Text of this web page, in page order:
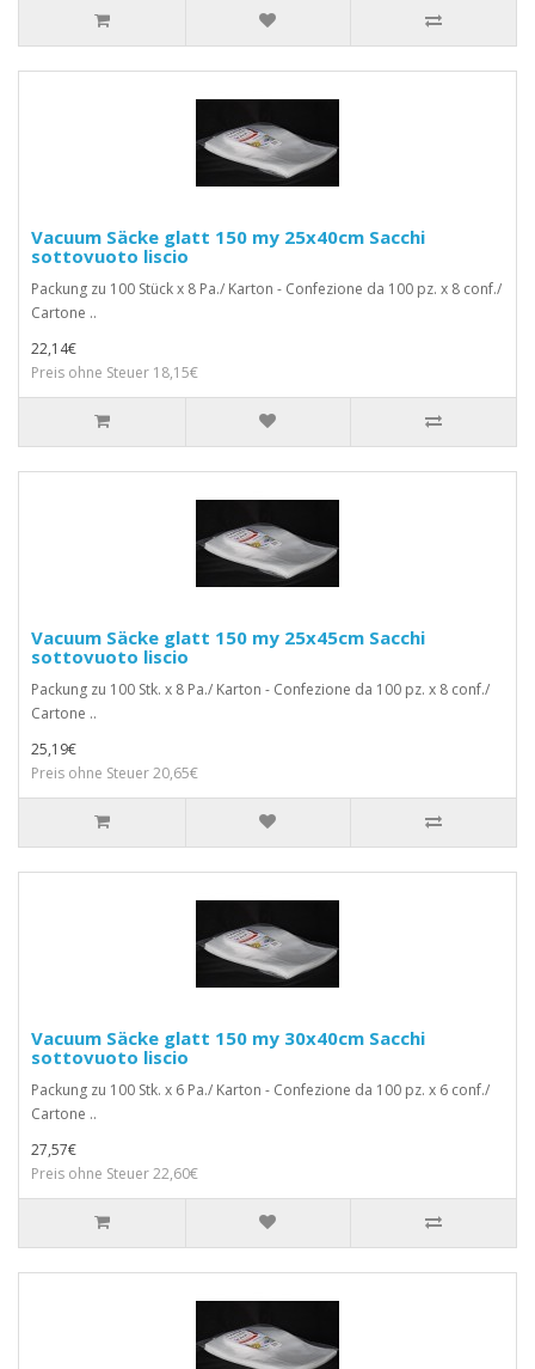
Vacuum Säcke glatt 150 my 25x40cm Sacchi
sottovuoto liscio
Packung zu 100 Stück x 8 Pa./ Karton - Confezione da 100 pz. x 8 conf./
Cartone ..
22,14€
Preis ohne Steuer 18,15€
Vacuum Säcke glatt 150 my 25x45cm Sacchi
sottovuoto liscio
Packung zu 100 Stk. x 8 Pa./ Karton - Confezione da 100 pz. x 8 conf./
Cartone ..
25,19€
Preis ohne Steuer 20,65€
Vacuum Säcke glatt 150 my 30x40cm Sacchi
sottovuoto liscio
Packung zu 100 Stk. x 6 Pa./ Karton - Confezione da 100 pz. x 6 conf./
Cartone ..
27,57€
Preis ohne Steuer 22,60€